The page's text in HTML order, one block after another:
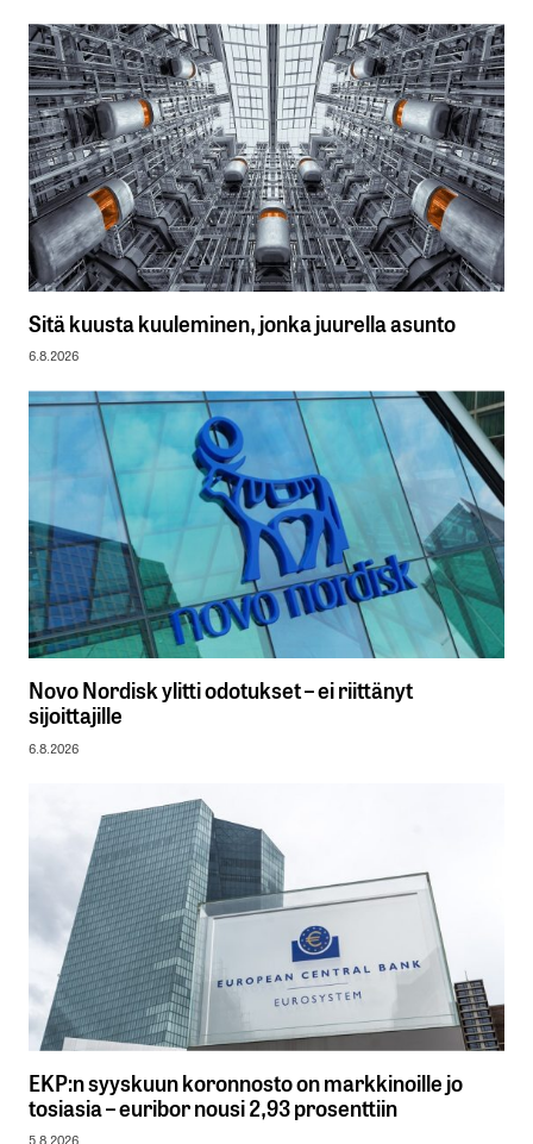
Sitä kuusta kuuleminen, jonka juurella asunto
6.8.2026
Novo Nordisk ylitti odotukset – ei riittänyt
sijoittajille
6.8.2026
EKP:n syyskuun koronnosto on markkinoille jo
tosiasia – euribor nousi 2,93 prosenttiin
5.8.2026